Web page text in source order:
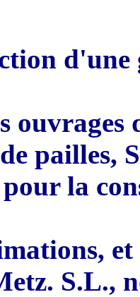
d'une
pailles,
la
S.L.,